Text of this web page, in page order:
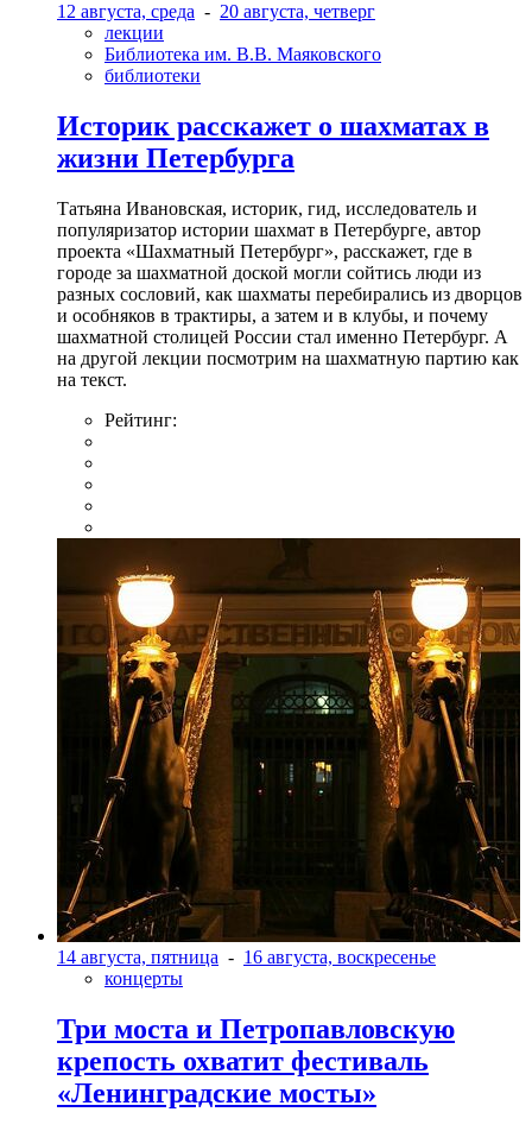
12 августа, среда - 20 августа, четверг
лекции
Библиотека им. В.В. Маяковского
библиотеки
Историк расскажет о шахматах в
жизни Петербурга
Татьяна Ивановская, историк, гид, исследователь и
популяризатор истории шахмат в Петербурге, автор
проекта «Шахматный Петербург», расскажет, где в
городе за шахматной доской могли сойтись люди из
разных сословий, как шахматы перебирались из дворцов
и особняков в трактиры, а затем и в клубы, и почему
шахматной столицей России стал именно Петербург. А
на другой лекции посмотрим на шахматную партию как
на текст.
Рейтинг:
14 августа, пятница - 16 августа, воскресенье
концерты
Три моста и Петропавловскую
крепость охватит фестиваль
«Ленинградские мосты»